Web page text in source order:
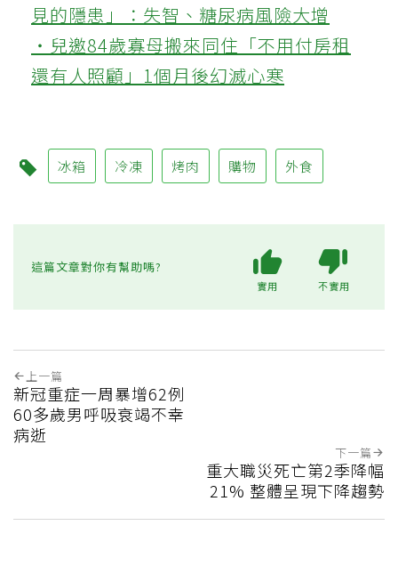
見的隱患」：失智、糖尿病風險大增
‧兒邀84歲寡母搬來同住「不用付房租
還有人照顧」1個月後幻滅心寒
冰箱 冷凍 烤肉 購物 外食
這篇文章對你有幫助嗎?
實用 不實用
上一篇
新冠重症一周暴增62例
60多歲男呼吸衰竭不幸
病逝
下一篇
重大職災死亡第2季降幅
21% 整體呈現下降趨勢